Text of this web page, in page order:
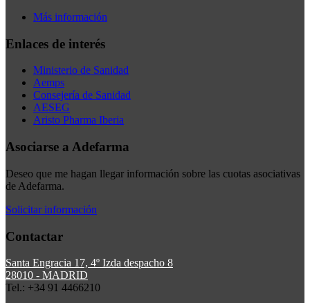
Más información
Enlaces de interés
Ministerio de Sanidad
Aemps
Consejería de Sanidad
AESEG
Aristo Pharma Iberia
Asociarse a Adefarma
Deseo que me hagan llegar información sobre las cuotas asociativas
de Adefarma.
Solicitar información
Contactar
Santa Engracia 17, 4º Izda despacho 8
28010 - MADRID
Tel.: +34 91 4466210